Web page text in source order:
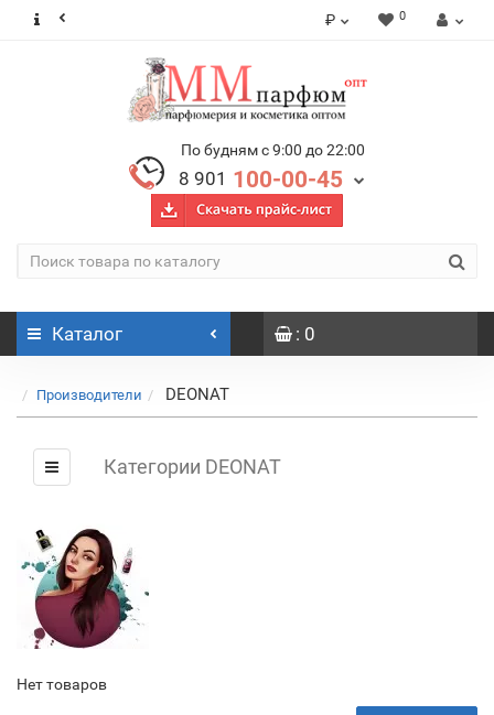
₽ 0
По будням с 9:00 до 22:00
8 901 100-00-45
Каталог : 0
Производители DEONAT
Категории DEONAT
Нет товаров